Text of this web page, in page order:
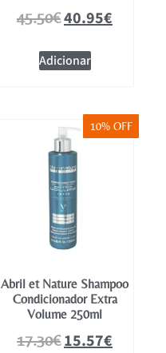
45.50€40.95€
Adicionar
10% OFF
Abril et Nature Shampoo
Condicionador Extra
Volume 250ml
17.30€15.57€